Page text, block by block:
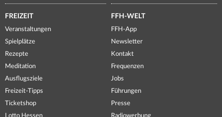
FREIZEIT
Veranstaltungen
Spielplätze
Rezepte
Meditation
Ausflugsziele
Freizeit-Tipps
Ticketshop
Lotto Hessen
FFH-WELT
FFH-App
Newsletter
Kontakt
Frequenzen
Jobs
Führungen
Presse
Radiowerbung